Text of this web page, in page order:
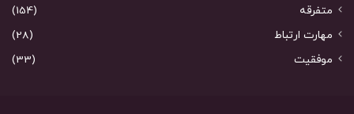
متفرقه
(154)
مهارت ارتباط
(28)
موفقیت
(33)